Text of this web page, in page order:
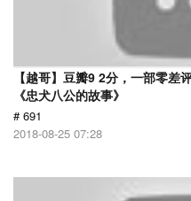
【越哥】豆瓣9 2分，一部零差
《忠犬八公的故事》
# 691
2018-08-25 07:28